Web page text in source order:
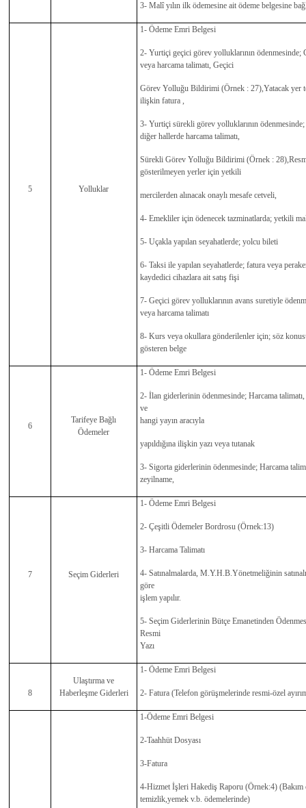
3- Malî yılın ilk ödemesine ait ödeme belgesine
5 Yolluklar
1- Ödeme Emri Belgesi
2- Yurtiçi geçici görev yolluklarının ödenmesinde;
veya harcama talimatı, Geçici
Görev Yolluğu Bildirimi (Örnek : 27),Yatacak yer
ilişkin fatura ,
3- Yurtiçi sürekli görev yolluklarının ödenmesinde;
diğer hallerde harcama talimatı,
Sürekli Görev Yolluğu Bildirimi (Örnek :
gösterilmeyen yerler için yetkili
mercilerden alınacak onaylı mesafe cetveli,
4- Emekliler için ödenecek tazminatlarda; yetkili
5- Uçakla yapılan seyahatlerde; yolcu bileti
6- Taksi ile yapılan seyahatlerde; fatura veya
kaydedici cihazlara ait satış fişi
7- Geçici görev yolluklarının avans suretiyle
veya harcama talimatı
8- Kurs veya okullara gönderilenler için; söz konusu
gösteren belge
6
Tarifeye Bağlı
Ödemeler
1- Ödeme Emri Belgesi
2- İlan giderlerinin ödenmesinde; Harcama
ve
hangi yayın aracıyla
yapıldığına ilişkin yazı veya tutanak
3- Sigorta giderlerinin ödenmesinde; Harcama
zeyilname,
7 Seçim Giderleri
1- Ödeme Emri Belgesi
2- Çeşitli Ödemeler Bordrosu (Örnek:13)
3- Harcama Talimatı
4- Satınalmalarda, M.Y.H.B.Yönetmeliğinin
göre
işlem yapılır.
5- Seçim Giderlerinin Bütçe Emanetinden
Resmi
Yazı
8
Ulaştırma ve
Haberleşme Giderleri
1- Ödeme Emri Belgesi
2- Fatura (Telefon görüşmelerinde resmi-özel
1-Ödeme Emri Belgesi
2-Taahhüt Dosyası
3-Fatura
4-Hizmet İşleri Hakediş Raporu (Örnek:4) (Bakım
temizlik,yemek v.b. ödemelerinde)